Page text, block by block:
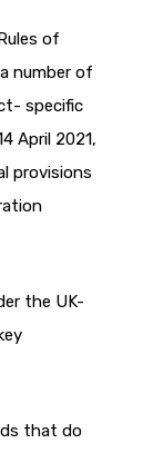
of
number of
specific
April 2021,
provisions
the UK-
that do